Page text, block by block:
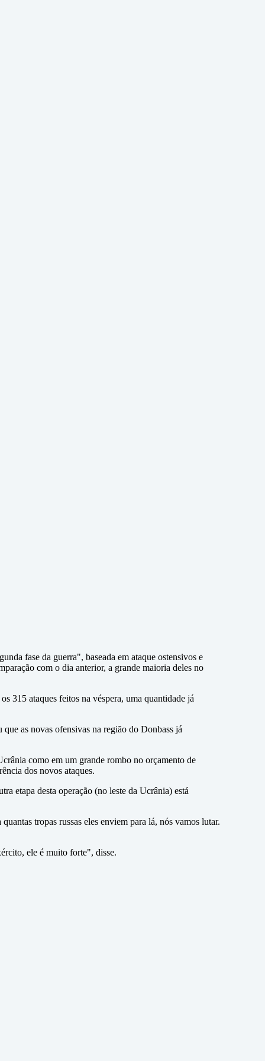
fase da guerra", baseada em ataque ostensivos e
com o dia anterior, a grande maioria deles no
315 ataques feitos na véspera, uma quantidade já
as novas ofensivas na região do Donbass já
como em um grande rombo no orçamento de
dos novos ataques.
etapa desta operação (no leste da Ucrânia) está
tropas russas eles enviem para lá, nós vamos lutar.
ele é muito forte", disse.